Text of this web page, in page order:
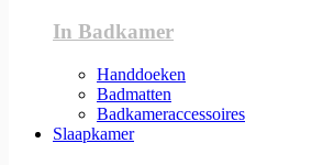
In Badkamer
Handdoeken
Badmatten
Badkameraccessoires
Slaapkamer